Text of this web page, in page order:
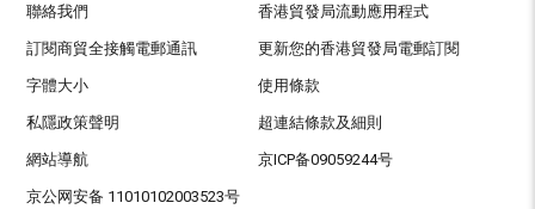
聯絡我們 香港貿發局流動應用程式
訂閱商貿全接觸電郵通訊 更新您的香港貿發局電郵訂閱
字體大小 使用條款
私隱政策聲明 超連結條款及細則
網站導航 京ICP备09059244号
京公网安备 11010102003523号